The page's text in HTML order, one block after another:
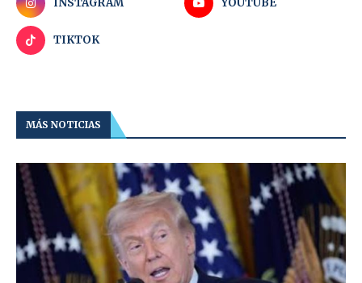
INSTAGRAM YOUTUBE
TIKTOK
MÁS NOTICIAS